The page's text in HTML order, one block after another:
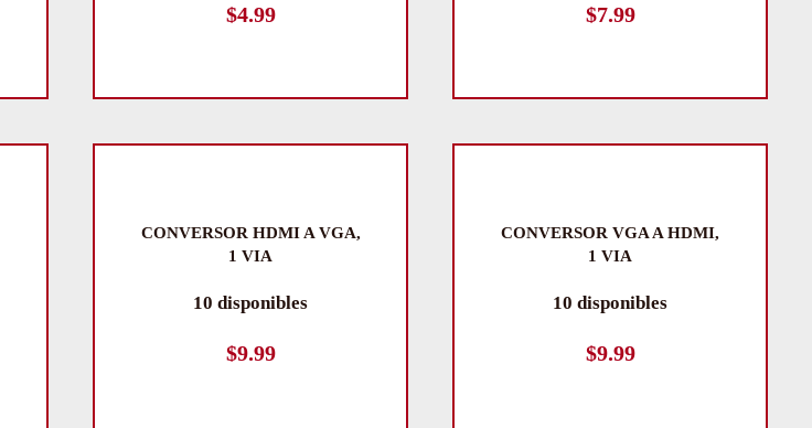
$4.99 $7.99
CONVERSOR HDMI A VGA,
1 VIA
10 disponibles
$9.99
CONVERSOR VGA A HDMI,
1 VIA
10 disponibles
$9.99